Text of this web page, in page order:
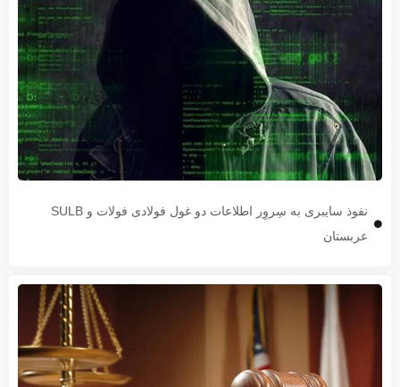
نفوذ سایبری به سِروِر اطلاعات دو غول فولادی فولات و SULB
عربستان